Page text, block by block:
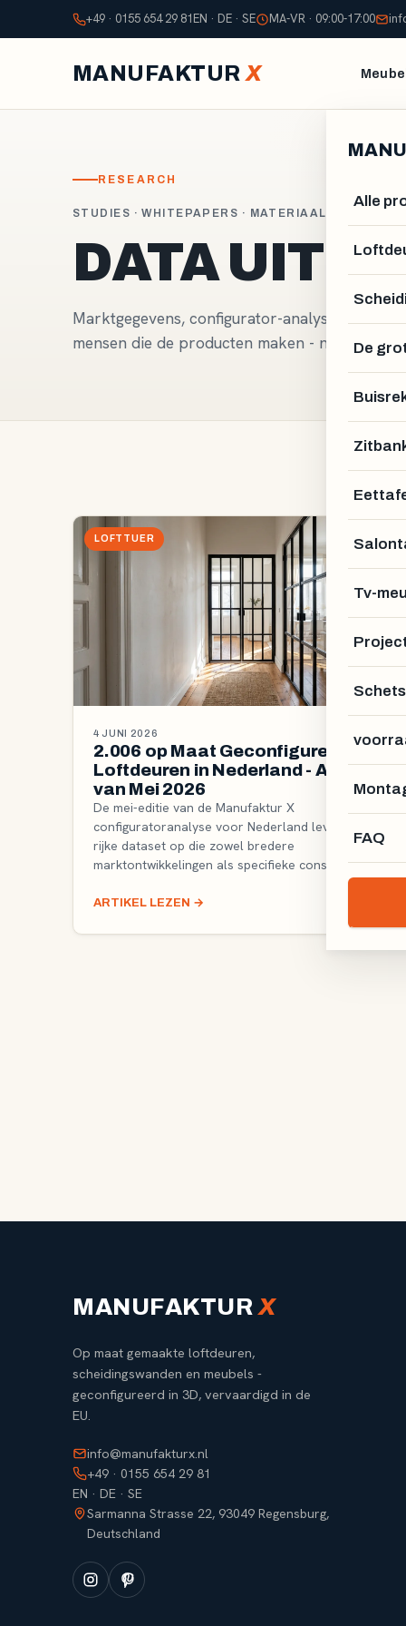
+49 · 0155 654 29 81EN · DE · SE MA-VR · 09:00-17:00
MANUFAKTURX
Alle
De
Tv-
FAQ
RESEARCH
STUDIES · WHITEPAPERS · MATERIAALKUNDE
DATA UIT
Marktgegevens, configurator-analyses en
mensen die de producten maken - niet van een
LOFTTUER
4 JUNI 2026
2.006 op Maat Geconfigureerde
Loftdeuren in Nederland - Analyse
van Mei 2026
De mei-editie van de Manufaktur X
configuratoranalyse voor Nederland levert een
rijke dataset op die zowel bredere
marktontwikkelingen als specifieke consu
ARTIKEL LEZEN →
MANUFAKTUR X
Op maat gemaakte loftdeuren,
scheidingswanden en meubels -
geconfigureerd in 3D, vervaardigd in de
EU.
info@manufakturx.nl
+49 · 0155 654 29 81
EN · DE · SE
Sarmanna Strasse 22, 93049 Regensburg,
Deutschland